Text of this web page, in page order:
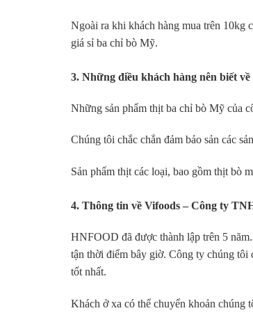
Ngoài ra khi khách hàng mua trên 10kg
giá sỉ ba chỉ bò Mỹ.
3. Những điều khách hàng nên biết
Những sản phẩm thịt ba chỉ bò Mỹ của
Chúng tôi chắc chắn đảm bảo sản các
Sản phẩm thịt các loại, bao gồm thịt bò
4. Thông tin về Vifoods – Công ty
HNFOOD đã được thành lập trên 5
tận thời điểm bây giờ. Công ty chúng tôi
tốt nhất.
Khách ở xa có thể chuyển khoản chúng